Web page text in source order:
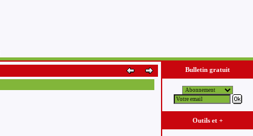
Bulletin gratuit
Outils et +